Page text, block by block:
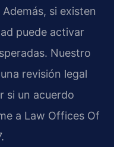
si existen
puede activar
Nuestro
revisión legal
si un acuerdo
a Law Offices Of